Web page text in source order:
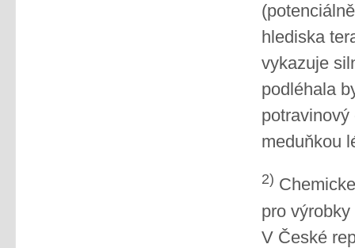
hlediska
vykazuje
podléhala
meduňkou
2)
pro
V České